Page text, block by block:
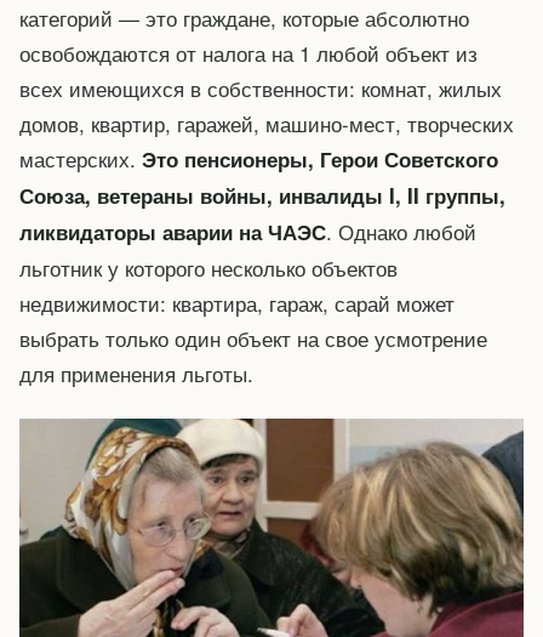
категорий — это граждане, которые абсолютно
освобождаются от налога на 1 любой объект из
всех имеющихся в собственности: комнат, жилых
домов, квартир, гаражей, машино-мест, творческих
мастерских. Это пенсионеры, Герои Советского
Союза, ветераны войны, инвалиды I, II группы,
ликвидаторы аварии на ЧАЭС. Однако любой
льготник у которого несколько объектов
недвижимости: квартира, гараж, сарай может
выбрать только один объект на свое усмотрение
для применения льготы.